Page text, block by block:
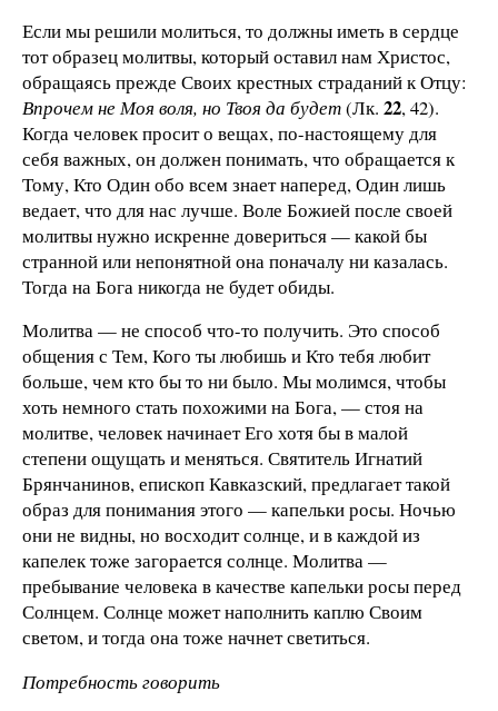
Если мы решили молиться, то должны иметь в сердце
тот образец молитвы, который оставил нам Христос,
обращаясь прежде Своих крестных страданий к Отцу:
Впрочем не Моя воля, но Твоя да будет(Лк. 22, 42).
Когда человек просит о вещах, по-настоящему для
себя важных, он должен понимать, что обращается к
Тому, Кто Один обо всем знает наперед, Один лишь
ведает, что для нас лучше. Воле Божией после своей
молитвы нужно искренне довериться — какой бы
странной или непонятной она поначалу ни казалась.
Тогда на Бога никогда не будет обиды.
Молитва — не способ что-то получить. Это способ
общения с Тем, Кого ты любишь и Кто тебя любит
больше, чем кто бы то ни было. Мы молимся, чтобы
хоть немного стать похожими на Бога, — стоя на
молитве, человек начинает Его хотя бы в малой
степени ощущать и меняться. Святитель Игнатий
Брянчанинов, епископ Кавказский, предлагает такой
образ для понимания этого — капельки росы. Ночью
они не видны, но восходит солнце, и в каждой из
капелек тоже загорается солнце. Молитва —
пребывание человека в качестве капельки росы перед
Солнцем. Солнце может наполнить каплю Своим
светом, и тогда она тоже начнет светиться.
Потребность говорить